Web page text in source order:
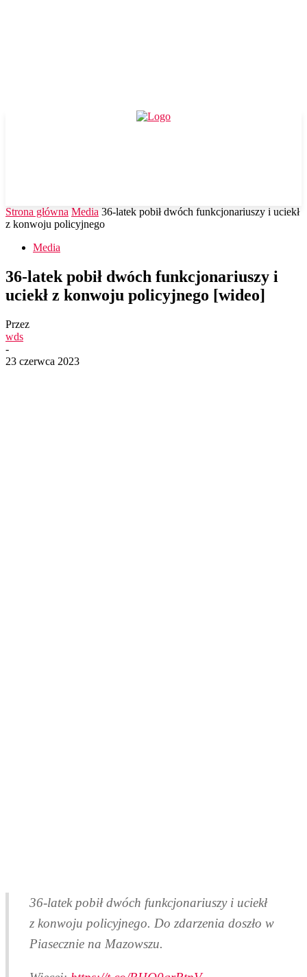
Strona główna Media 36-latek pobił dwóch funkcjonariuszy i uciekł
z konwoju policyjnego
Media
36-latek pobił dwóch funkcjonariuszy i
uciekł z konwoju policyjnego [wideo]
Przez
wds
-
23 czerwca 2023
36-latek pobił dwóch funkcjonariuszy i uciekł
z konwoju policyjnego. Do zdarzenia doszło w
Piasecznie na Mazowszu.